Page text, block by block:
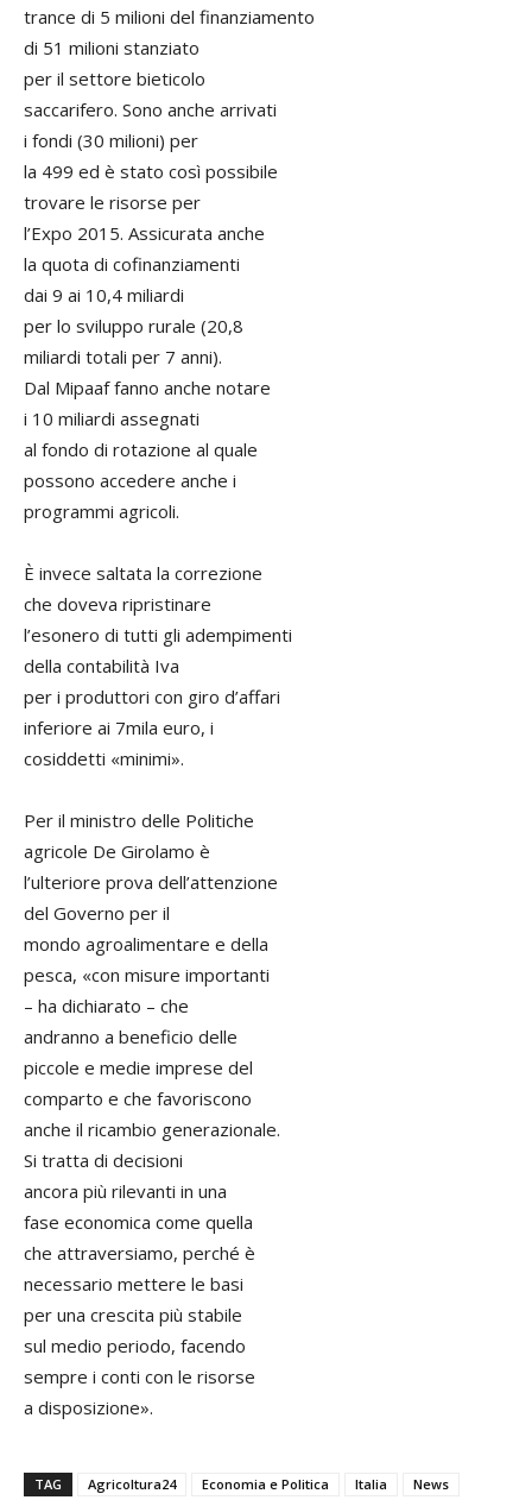
trance di 5 milioni del finanziamento
di 51 milioni stanziato
per il settore bieticolo
saccarifero. Sono anche arrivati
i fondi (30 milioni) per
la 499 ed è stato così possibile
trovare le risorse per
l’Expo 2015. Assicurata anche
la quota di cofinanziamenti
dai 9 ai 10,4 miliardi
per lo sviluppo rurale (20,8
miliardi totali per 7 anni).
Dal Mipaaf fanno anche notare
i 10 miliardi assegnati
al fondo di rotazione al quale
possono accedere anche i
programmi agricoli.
È invece saltata la correzione
che doveva ripristinare
l’esonero di tutti gli adempimenti
della contabilità Iva
per i produttori con giro d’affari
inferiore ai 7mila euro, i
cosiddetti «minimi».
Per il ministro delle Politiche
agricole De Girolamo è
l’ulteriore prova dell’attenzione
del Governo per il
mondo agroalimentare e della
pesca, «con misure importanti
– ha dichiarato – che
andranno a beneficio delle
piccole e medie imprese del
comparto e che favoriscono
anche il ricambio generazionale.
Si tratta di decisioni
ancora più rilevanti in una
fase economica come quella
che attraversiamo, perché è
necessario mettere le basi
per una crescita più stabile
sul medio periodo, facendo
sempre i conti con le risorse
a disposizione».
TAG Agricoltura24 Economia e Politica Italia
News